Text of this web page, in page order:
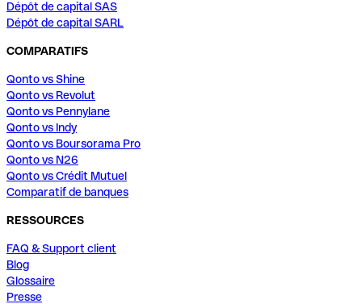
Dépôt de capital SAS
Dépôt de capital SARL
COMPARATIFS
Qonto vs Shine
Qonto vs Revolut
Qonto vs Pennylane
Qonto vs Indy
Qonto vs Boursorama Pro
Qonto vs N26
Qonto vs Crédit Mutuel
Comparatif de banques
RESSOURCES
FAQ & Support client
Blog
Glossaire
Presse